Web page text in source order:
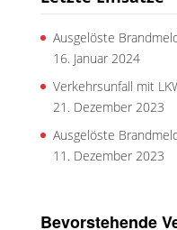
Ausgelöste
16. Januar 2024
Verkehrsunfall mit
21. Dezember 2023
Ausgelöste
11. Dezember 2023
Bevorstehende